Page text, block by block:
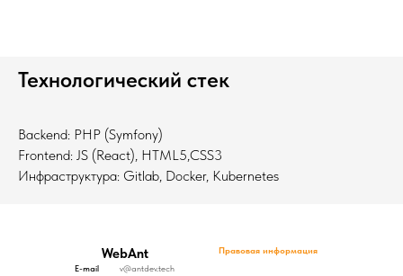
Технологический стек
Backend: PHP (Symfony)
Frontend: JS (React), HTML5,CSS3
Инфраструктура: Gitlab, Docker, Kubernetes
v@antdev.tech
E-mail
Правовая информация
WebAnt